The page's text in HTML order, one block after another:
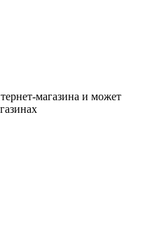
магазина и может